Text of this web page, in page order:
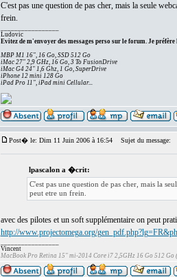
C'est pas une question de pas cher, mais la seule
frein.
Ludovic
Evitez de m'envoyer des messages perso sur le forum. Je préfère
MBP M1 16", 16 Go, SSD 512 Go
iMac 27" 2,9 GHz, 16 Go, 3 To FusionDrive
iMac G4 24" 1,6 Ghz, 1 Go, SuperDrive
iPhone 12 mini 128 Go
iPad Pro 11", iPad mini Cellular...
Post� le: Dim 11 Juin 2006 à 16:54 Sujet du message:
lpascalon a �crit:
C'est pas une question de pas cher, mais la
peut etre un frein.
avec des pilotes et un soft supplémentaire on peut
http://www.projectomega.org/
Vincent
MacBook Pro Retina 15" mi-2014 Core i7 2,5GHz 16 Go 512 Go